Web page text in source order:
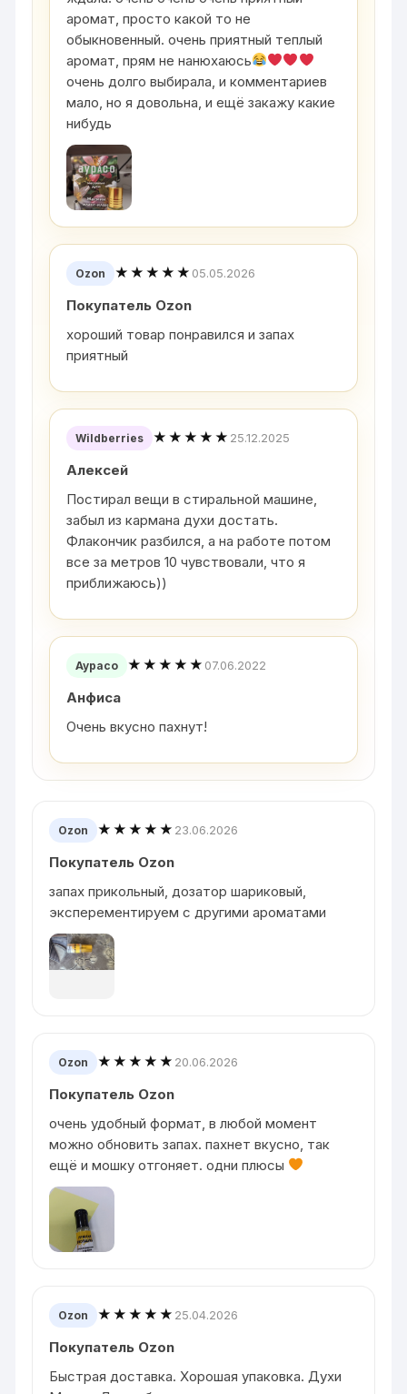
аромат, просто какой то не
обыкновенный. очень приятный теплый
аромат, прям не нанюхаюсь
очень долго выбирала, и комментариев
мало, но я довольна, и ещё закажу какие
нибудь
Ozon ★★★★★ 05.05.2026
Покупатель Ozon
хороший товар понравился и запах
приятный
Wildberries ★★★★★ 25.12.2025
Алексей
Постирал вещи в стиральной машине,
забыл из кармана духи достать.
Флакончик разбился, а на работе потом
все за метров 10 чувствовали, что я
приближаюсь))
Аурасо ★★★★★ 07.06.2022
Анфиса
Очень вкусно пахнут!
Ozon ★★★★★ 23.06.2026
Покупатель Ozon
запах прикольный, дозатор шариковый,
эксперементируем с другими ароматами
Ozon ★★★★★ 20.06.2026
Покупатель Ozon
очень удобный формат, в любой момент
можно обновить запах. пахнет вкусно, так
ещё и мошку отгоняет. одни плюсы
Ozon ★★★★★ 25.04.2026
Покупатель Ozon
Быстрая доставка. Хорошая упаковка. Духи